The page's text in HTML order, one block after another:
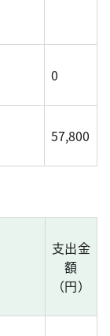
0
57,800
支出金
額
（円）